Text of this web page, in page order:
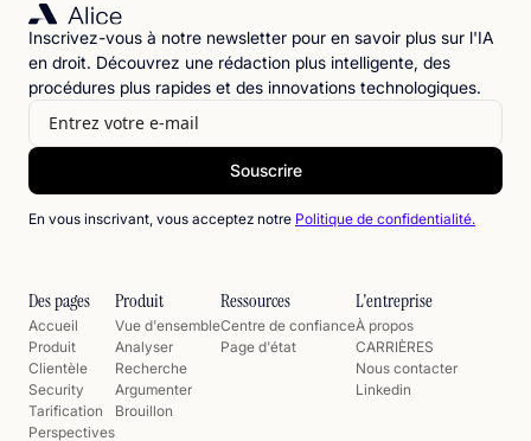
Inscrivez-vous à notre newsletter pour en savoir plus sur l'IA
en droit. Découvrez une rédaction plus intelligente, des
procédures plus rapides et des innovations technologiques.
En vous inscrivant, vous acceptez notre Politique de confidentialité.
Des pages
Accueil
Produit
Clientèle
Security
Tarification
Perspectives
Produit
Vue d'ensemble
Analyser
Recherche
Argumenter
Brouillon
Ressources
Centre de confiance
Page d'état
L'entreprise
À propos
CARRIÈRES
Nous contacter
Linkedin